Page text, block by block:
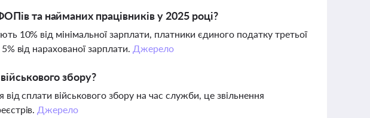
та найманих працівників у 2025 році?
10% від мінімальної зарплати, платники єдиного податку третьої
від нарахованої зарплати. Джерело
збору?
від сплати військового збору на час служби, це звільнення
Джерело